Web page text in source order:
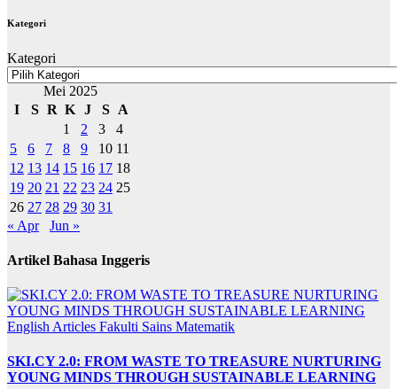
Kategori
Kategori
Mei 2025
I
S R K J S
A
1
2 3
4
5
6 7 8 9 10 11
12 13 14 15 16 17 18
19 20 21 22 23 24 25
26 27 28 29 30 31
« Apr
Jun »
Artikel Bahasa Inggeris
English Articles Fakulti Sains Matematik
SKI.CY 2.0: FROM WASTE TO TREASURE NURTURING
YOUNG MINDS THROUGH SUSTAINABLE LEARNING